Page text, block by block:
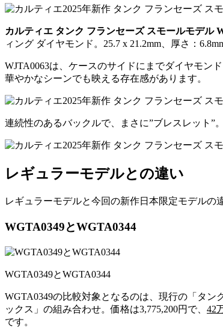
カルティエ タンク フランセーズ スモールモデル
ィング ダイヤモンド。25.7 x 21.2mm、厚さ：
WJTA0063は、ケースのサイドにまでダイヤモン
華やかなシーンでも映える存在感があります。
連続性のあるバックルで、まさに”ブレスレット”
レギュラーモデルとの違い
レギュラーモデルと今回の新作日本限定モデルの
WGTA0349とWGTA0344
WGTA0349とWGTA0344
WGTA0349の比較対象となるのは、現行の「タ
ックス」の組み合わせ。価格は3,775,200円で、 42
です。